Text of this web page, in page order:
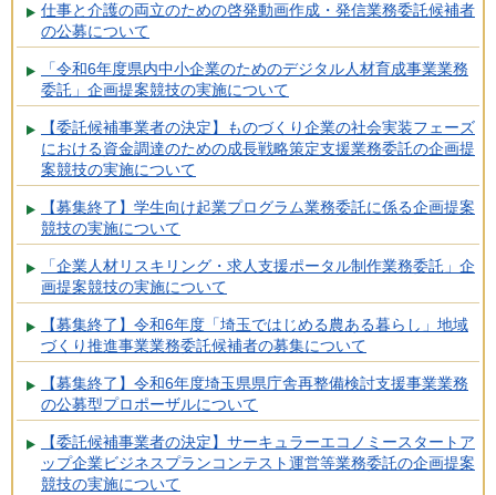
仕事と介護の両立のための啓発動画作成・発信業務委託候補者
の公募について
「令和6年度県内中小企業のためのデジタル人材育成事業業務
委託」企画提案競技の実施について
【委託候補事業者の決定】ものづくり企業の社会実装フェーズ
における資金調達のための成長戦略策定支援業務委託の企画提
案競技の実施について
【募集終了】学生向け起業プログラム業務委託に係る企画提案
競技の実施について
「企業人材リスキリング・求人支援ポータル制作業務委託」企
画提案競技の実施について
【募集終了】令和6年度「埼玉ではじめる農ある暮らし」地域
づくり推進事業業務委託候補者の募集について
【募集終了】令和6年度埼玉県県庁舎再整備検討支援事業業務
の公募型プロポーザルについて
【委託候補事業者の決定】サーキュラーエコノミースタートア
ップ企業ビジネスプランコンテスト運営等業務委託の企画提案
競技の実施について